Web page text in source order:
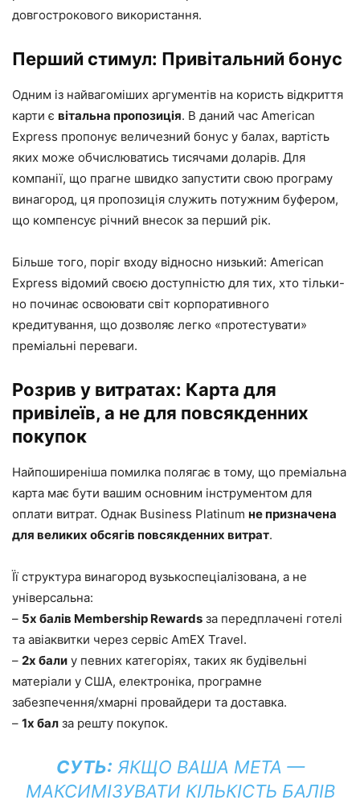
довгострокового використання.
Перший стимул: Привітальний бонус
Одним із найвагоміших аргументів на користь відкриття
карти є вітальна пропозиція. В даний час American
Express пропонує величезний бонус у балах, вартість
яких може обчислюватись тисячами доларів. Для
компанії, що прагне швидко запустити свою програму
винагород, ця пропозиція служить потужним буфером,
що компенсує річний внесок за перший рік.
Більше того, поріг входу відносно низький: American
Express відомий своєю доступністю для тих, хто тільки-
но починає освоювати світ корпоративного
кредитування, що дозволяє легко «протестувати»
преміальні переваги.
Розрив у витратах: Карта для
привілеїв, а не для повсякденних
покупок
Найпоширеніша помилка полягає в тому, що преміальна
карта має бути вашим основним інструментом для
оплати витрат. Однак Business Platinum не призначена
для великих обсягів повсякденних витрат.
Її структура винагород вузькоспеціалізована, а не
універсальна:
– 5x балів Membership Rewards за передплачені готелі
та авіаквитки через сервіс AmEX Travel.
– 2x бали у певних категоріях, таких як будівельні
матеріали у США, електроніка, програмне
забезпечення/хмарні провайдери та доставка.
– 1x бал за решту покупок.
СУТЬ: ЯКЩО ВАША МЕТА —
МАКСИМІЗУВАТИ КІЛЬКІСТЬ БАЛІВ